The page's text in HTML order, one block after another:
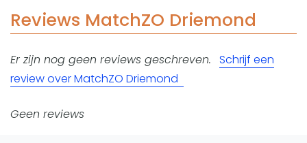
Reserveringssystemen
Toevoegen data
Laatste updates
Padel
Reviews MatchZO Driemond
Er zijn nog geen reviews geschreven. Schrijf een
review over MatchZO Driemond
Geen reviews